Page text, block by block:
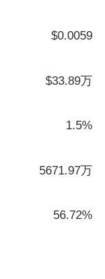
$0.0059
$33.89万
1.5%
5671.97万
56.72%